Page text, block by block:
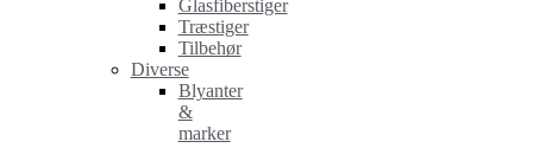
Glasfiberstiger
Træstiger
Tilbehør
Diverse
Blyanter
&
marker